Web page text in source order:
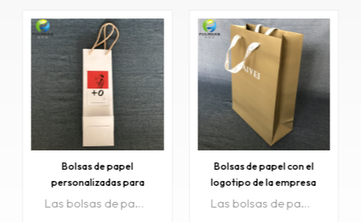
Bolsas de papel con el
logotipo de la empresa
Las bolsas de papel con el logotipo de la empresa se utilizan comúnmente como bolsas de compras, embalajes y sacos.
Bolsas de compras de
cartón negro
Las bolsas de compras de papel y cartón negro son una moda y le dan marca a sus productos.